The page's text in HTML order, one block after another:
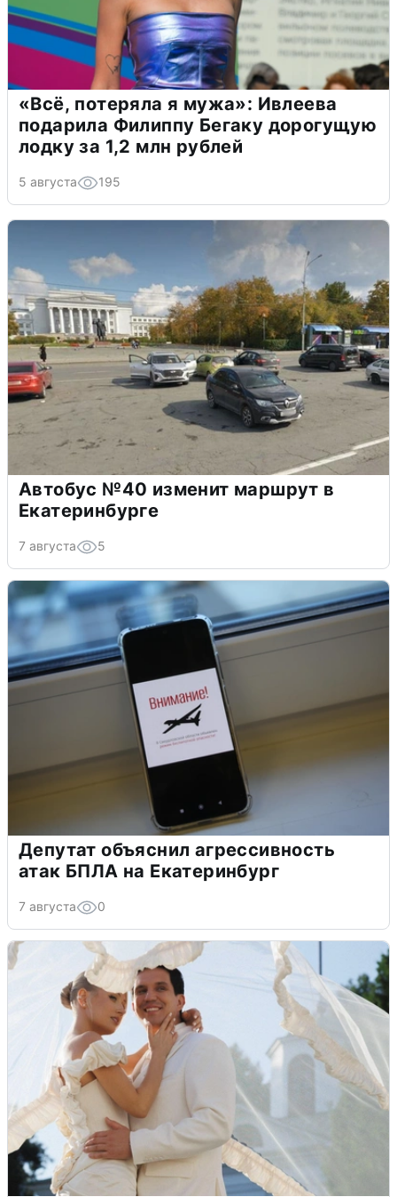
«Всё, потеряла я мужа»: Ивлеева
подарила Филиппу Бегаку дорогущую
лодку за 1,2 млн рублей
5 августа 195
Автобус №40 изменит маршрут в
Екатеринбурге
7 августа 5
Депутат объяснил агрессивность
атак БПЛА на Екатеринбург
7 августа 0